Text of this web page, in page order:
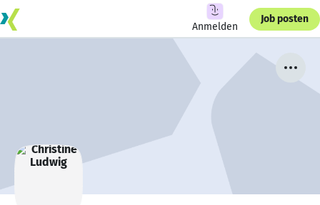
Anmelden
Job posten